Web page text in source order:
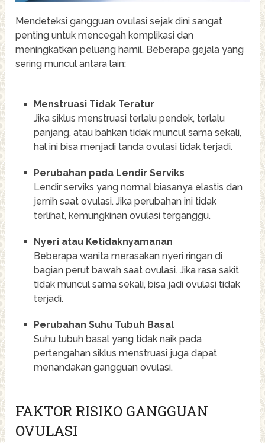
Mendeteksi gangguan ovulasi sejak dini sangat
penting untuk mencegah komplikasi dan
meningkatkan peluang hamil. Beberapa gejala yang
sering muncul antara lain:
Menstruasi Tidak Teratur
Jika siklus menstruasi terlalu pendek, terlalu
panjang, atau bahkan tidak muncul sama sekali,
hal ini bisa menjadi tanda ovulasi tidak terjadi.
Perubahan pada Lendir Serviks
Lendir serviks yang normal biasanya elastis dan
jernih saat ovulasi. Jika perubahan ini tidak
terlihat, kemungkinan ovulasi terganggu.
Nyeri atau Ketidaknyamanan
Beberapa wanita merasakan nyeri ringan di
bagian perut bawah saat ovulasi. Jika rasa sakit
tidak muncul sama sekali, bisa jadi ovulasi tidak
terjadi.
Perubahan Suhu Tubuh Basal
Suhu tubuh basal yang tidak naik pada
pertengahan siklus menstruasi juga dapat
menandakan gangguan ovulasi.
FAKTOR RISIKO GANGGUAN
OVULASI